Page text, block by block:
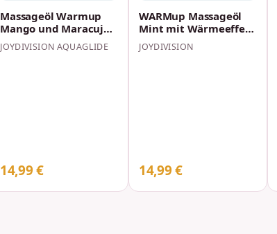
Massageöl Warmup
Mango und Maracuja
150 ml
JOYDIVISION AQUAGLIDE
14,99 €
WARMup Massageöl
Mint mit Wärmeeffekt
150 ml
JOYDIVISION
14,99 €